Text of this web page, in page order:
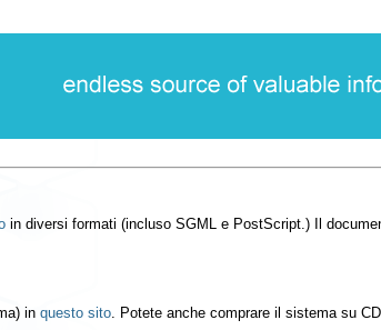
in diversi formati (incluso SGML e PostScript.) Il
in questo sito. Potete anche comprare il sistema su